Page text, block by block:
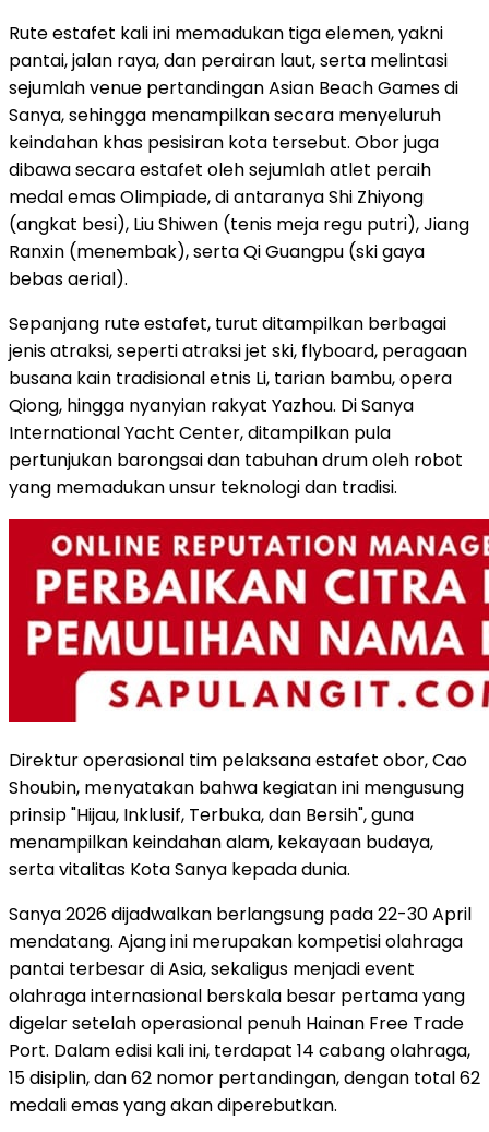
Rute estafet kali ini memadukan tiga elemen, yakni
pantai, jalan raya, dan perairan laut, serta melintasi
sejumlah venue pertandingan Asian Beach Games di
Sanya, sehingga menampilkan secara menyeluruh
keindahan khas pesisiran kota tersebut. Obor juga
dibawa secara estafet oleh sejumlah atlet peraih
medal emas Olimpiade, di antaranya Shi Zhiyong
(angkat besi), Liu Shiwen (tenis meja regu putri), Jiang
Ranxin (menembak), serta Qi Guangpu (ski gaya
bebas aerial).
Sepanjang rute estafet, turut ditampilkan berbagai
jenis atraksi, seperti atraksi jet ski, flyboard, peragaan
busana kain tradisional etnis Li, tarian bambu, opera
Qiong, hingga nyanyian rakyat Yazhou. Di Sanya
International Yacht Center, ditampilkan pula
pertunjukan barongsai dan tabuhan drum oleh robot
yang memadukan unsur teknologi dan tradisi.
Direktur operasional tim pelaksana estafet obor, Cao
Shoubin, menyatakan bahwa kegiatan ini mengusung
prinsip "Hijau, Inklusif, Terbuka, dan Bersih", guna
menampilkan keindahan alam, kekayaan budaya,
serta vitalitas Kota Sanya kepada dunia.
Sanya 2026 dijadwalkan berlangsung pada 22-30 April
mendatang. Ajang ini merupakan kompetisi olahraga
pantai terbesar di Asia, sekaligus menjadi event
olahraga internasional berskala besar pertama yang
digelar setelah operasional penuh Hainan Free Trade
Port. Dalam edisi kali ini, terdapat 14 cabang olahraga,
15 disiplin, dan 62 nomor pertandingan, dengan total 62
medali emas yang akan diperebutkan.